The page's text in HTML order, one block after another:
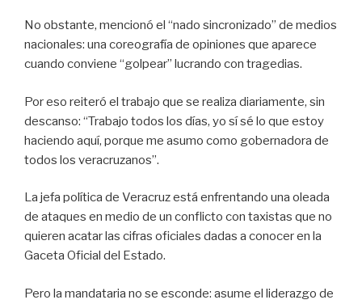
No obstante, mencionó el “nado sincronizado” de medios
nacionales: una coreografía de opiniones que aparece
cuando conviene “golpear” lucrando con tragedias.
Por eso reiteró el trabajo que se realiza diariamente, sin
descanso: “Trabajo todos los días, yo sí sé lo que estoy
haciendo aquí, porque me asumo como gobernadora de
todos los veracruzanos”.
La jefa política de Veracruz está enfrentando una oleada
de ataques en medio de un conflicto con taxistas que no
quieren acatar las cifras oficiales dadas a conocer en la
Gaceta Oficial del Estado.
Pero la mandataria no se esconde: asume el liderazgo de